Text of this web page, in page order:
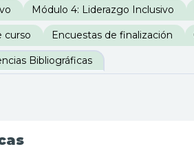
Módulo 4: Liderazgo Inclusivo
curso Encuestas de finalización
Bibliográficas